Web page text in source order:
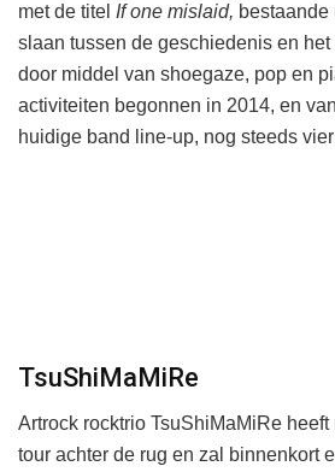
met de titel If one mislaid, bestaande
slaan tussen de geschiedenis en
door middel van shoegaze, pop en
activiteiten begonnen in 2014, en
huidige band line-up, nog steeds
TsuShiMaMiRe
Artrock rocktrio TsuShiMaMiRe
tour achter de rug en zal binnenkort